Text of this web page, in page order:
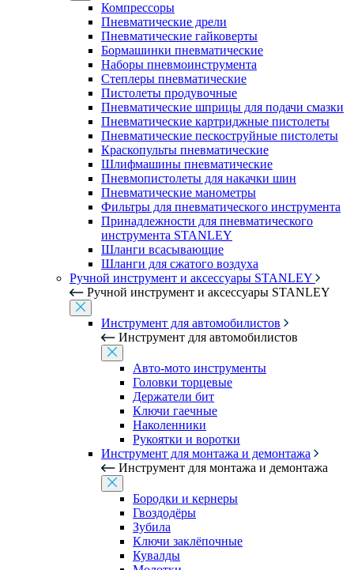
Компрессоры
Пневматические дрели
Пневматические гайковерты
Бормашинки пневматические
Наборы пневмоинструмента
Степлеры пневматические
Пистолеты продувочные
Пневматические шприцы для подачи смазки
Пневматические картриджные пистолеты
Пневматические пескоструйные пистолеты
Краскопульты пневматические
Шлифмашины пневматические
Пневмопистолеты для накачки шин
Пневматические манометры
Фильтры для пневматического инструмента
Принадлежности для пневматического
инструмента STANLEY
Шланги всасывающие
Шланги для сжатого воздуха
Ручной инструмент и аксессуары STANLEY
Ручной инструмент и аксессуары STANLEY
Инструмент для автомобилистов
Инструмент для автомобилистов
Авто-мото инструменты
Головки торцевые
Держатели бит
Ключи гаечные
Наколенники
Рукоятки и воротки
Инструмент для монтажа и демонтажа
Инструмент для монтажа и демонтажа
Бородки и кернеры
Гвоздодёры
Зубила
Ключи заклёпочные
Кувалды